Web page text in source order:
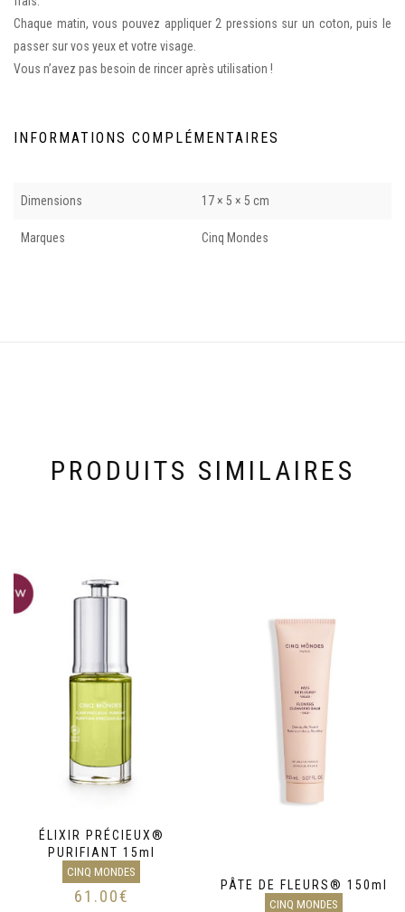
Chaque matin, vous pouvez appliquer 2 pressions sur un coton, puis le
passer sur vos yeux et votre visage.
Vous n’avez pas besoin de rincer après utilisation !
INFORMATIONS COMPLÉMENTAIRES
Dimensions 17 × 5 × 5 cm
Marques Cinq Mondes
PRODUITS SIMILAIRES
ÉLIXIR PRÉCIEUX®
PURIFIANT 15ml
CINQ MONDES
61.00€
PÂTE DE FLEURS® 150ml
CINQ MONDES